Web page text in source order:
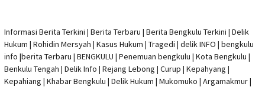
Informasi Berita Terkini | Berita Terbaru | Berita Bengkulu Terkini | Delik
Hukum | Rohidin Mersyah | Kasus Hukum | Tragedi | delik INFO | bengkulu
info |berita Terbaru | BENGKULU | Penemuan bengkulu | Kota Bengkulu |
Benkulu Tengah | Delik Info | Rejang Lebong | Curup | Kepahyang |
Kepahiang | Khabar Bengkulu | Delik Hukum | Mukomuko | Argamakmur |